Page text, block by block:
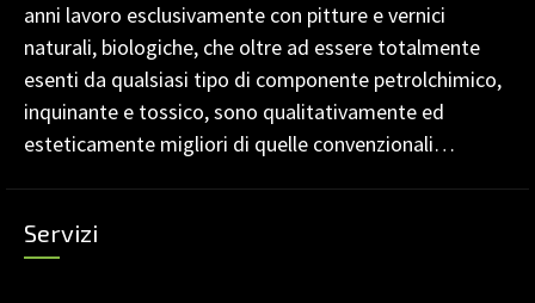
anni lavoro esclusivamente con pitture e vernici
naturali, biologiche, che oltre ad essere totalmente
esenti da qualsiasi tipo di componente petrolchimico,
inquinante e tossico, sono qualitativamente ed
esteticamente migliori di quelle convenzionali…
Servizi